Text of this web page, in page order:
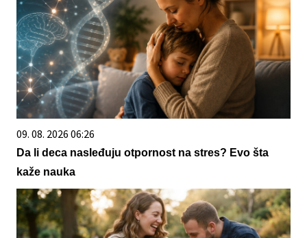
09. 08. 2026 06:26
Da li deca nasleđuju otpornost na stres? Evo šta
kaže nauka